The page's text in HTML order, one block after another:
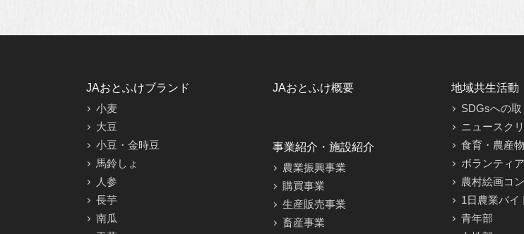
JAおとふけブランド
小麦
大豆
小豆・金時豆
馬鈴しょ
人参
長芋
南瓜
JAおとふけ概要
事業紹介・施設紹介
農業振興事業
購買事業
生産販売事業
畜産事業
地域共生活動
SDGsへの取
ニュースク
食育・農産
ボランティ
農村絵画コ
1日農業バイ
青年部